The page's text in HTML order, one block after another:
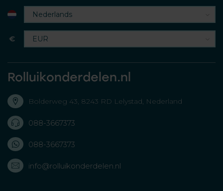
€
Rolluikonderdelen.nl
Bolderweg 43, 8243 RD Lelystad, Nederland
088-3667373
088-3667373
info@rolluikonderdelen.nl